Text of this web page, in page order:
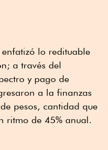
lo redituable
a través del
y pago de
a la finanzas
pesos, cantidad que
ritmo de 45% anual.